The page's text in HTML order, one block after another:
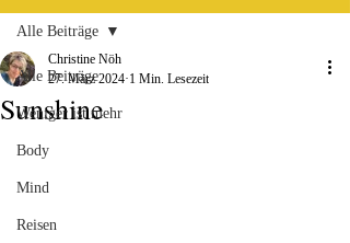
Alle Beiträge
Weniger ist mehr
Body
Mind
Reisen
Alle Beiträge
Sunshine
Christine Nöh
27. März 2024 1 Min. Lesezeit